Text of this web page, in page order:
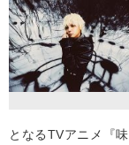
となるTVアニメ『